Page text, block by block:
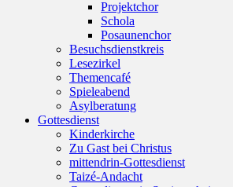
Projektchor
Schola
Posaunenchor
Besuchsdienstkreis
Lesezirkel
Themencafé
Spieleabend
Asylberatung
Gottesdienst
Kinderkirche
Zu Gast bei Christus
mittendrin-Gottesdienst
Taizé-Andacht